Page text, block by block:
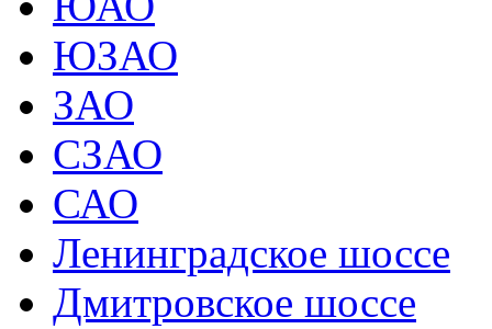
ЮЗАО
ЗАО
СЗАО
САО
Ленинградское шоссе
Дмитровское шоссе